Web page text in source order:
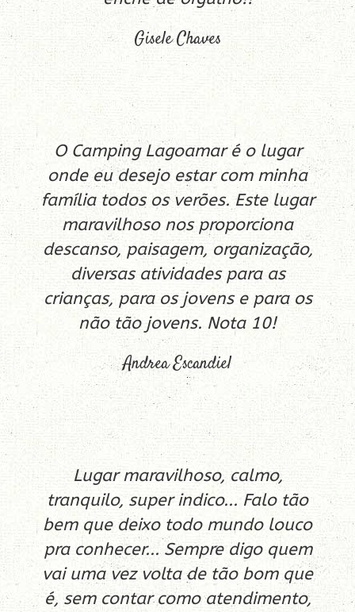
Gisele Chaves
O Camping Lagoamar é o lugar
onde eu desejo estar com minha
família todos os verões. Este lugar
maravilhoso nos proporciona
descanso, paisagem, organização,
diversas atividades para as
crianças, para os jovens e para os
não tão jovens. Nota 10!
Andrea Escandiel
Lugar maravilhoso, calmo,
tranquilo, super indico... Falo tão
bem que deixo todo mundo louco
pra conhecer... Sempre digo quem
vai uma vez volta de tão bom que
é, sem contar como atendimento,